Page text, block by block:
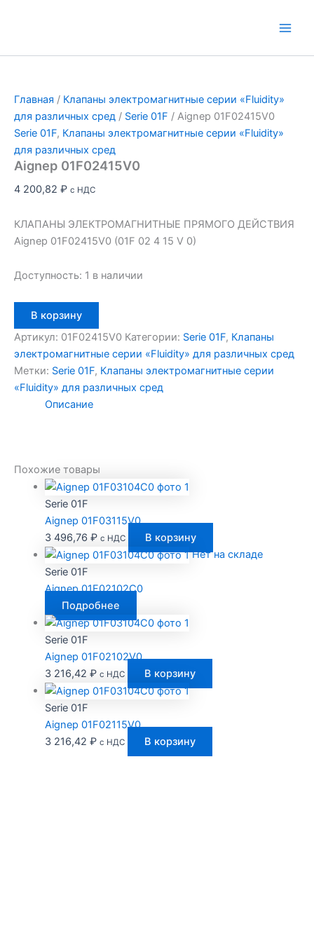
Главная / Клапаны электромагнитные серии «Fluidity»
для различных сред / Serie 01F / Aignep 01F02415V0
Serie 01F, Клапаны электромагнитные серии «Fluidity»
для различных сред
Aignep 01F02415V0
4 200,82 ₽ с НДС
КЛАПАНЫ ЭЛЕКТРОМАГНИТНЫЕ ПРЯМОГО ДЕЙСТВИЯ
Aignep 01F02415V0 (01F 02 4 15 V 0)
Доступность: 1 в наличии
товара
Aignep
01F02415V0
В корзину
Артикул: 01F02415V0 Категории: Serie 01F, Клапаны
электромагнитные серии «Fluidity» для различных сред
Метки: Serie 01F, Клапаны электромагнитные серии
«Fluidity» для различных сред
Описание
Похожие товары
Serie 01F
Aignep 01F03115V0
3 496,76 ₽ с НДС
В корзину
Нет на складе
Serie 01F
Aignep 01F02102C0
Подробнее
Serie 01F
Aignep 01F02102V0
3 216,42 ₽ с НДС В корзину
Serie 01F
Aignep 01F02115V0
3 216,42 ₽ с НДС В корзину